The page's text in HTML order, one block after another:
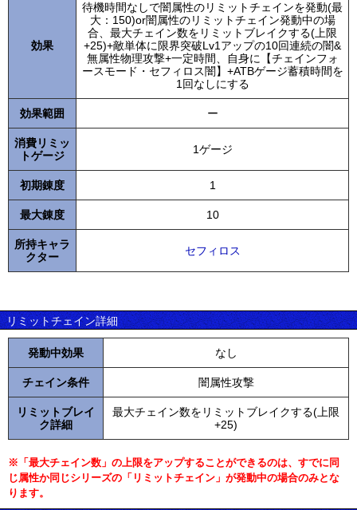
効果
待機時間なしで闇属性のリミットチェインを発動(最
大：150)or闇属性のリミットチェイン発動中の場
合、最大チェイン数をリミットブレイクする(上限
+25)+敵単体に限界突破Lv1アップの10回連続の闇&
無属性物理攻撃+一定時間、自身に【チェインフォ
ースモード・セフィロス闇】+ATBゲージ蓄積時間を
1回なしにする
効果範囲 ー
消費リミッ
トゲージ
1ゲージ
初期錬度 1
最大錬度 10
所持キャラ
クター
セフィロス
リミットチェイン詳細
発動中効果 なし
チェイン条件 闇属性攻撃
リミットブレイ
ク詳細
最大チェイン数をリミットブレイクする(上限
+25)
※「最大チェイン数」の上限をアップすることができるのは、すでに同
じ属性か同じシリーズの「リミットチェイン」が発動中の場合のみとな
ります。